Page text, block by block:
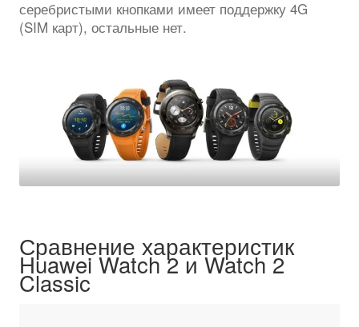
серебристыми кнопками имеет поддержку 4G
(SIM карт), остальные нет.
Сравнение характеристик
Huawei Watch 2 и Watch 2
Classic